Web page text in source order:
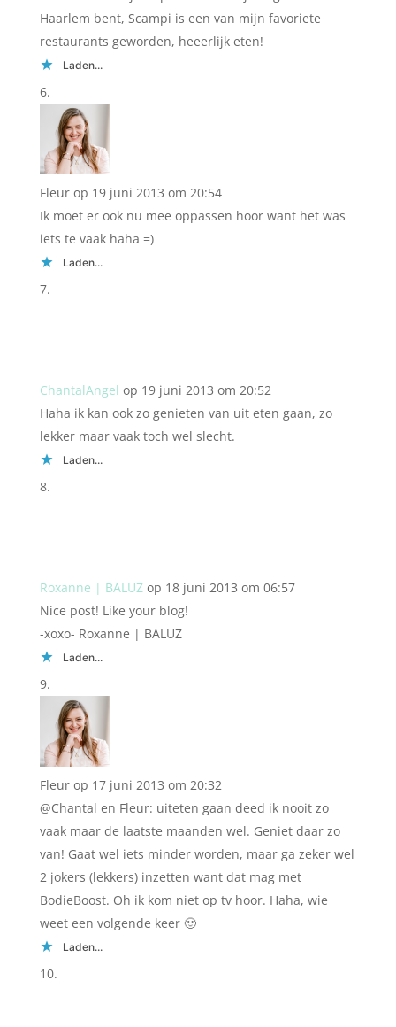
Haarlem bent, Scampi is een van mijn favoriete
restaurants geworden, heeerlijk eten!
Laden...
Fleur op 19 juni 2013 om 20:54
Ik moet er ook nu mee oppassen hoor want het was
iets te vaak haha =)
Laden...
ChantalAngel op 19 juni 2013 om 20:52
Haha ik kan ook zo genieten van uit eten gaan, zo
lekker maar vaak toch wel slecht.
Laden...
Roxanne | BALUZ op 18 juni 2013 om 06:57
Nice post! Like your blog!
-xoxo- Roxanne | BALUZ
Laden...
Fleur op 17 juni 2013 om 20:32
@Chantal en Fleur: uiteten gaan deed ik nooit zo
vaak maar de laatste maanden wel. Geniet daar zo
van! Gaat wel iets minder worden, maar ga zeker wel
2 jokers (lekkers) inzetten want dat mag met
BodieBoost. Oh ik kom niet op tv hoor. Haha, wie
weet een volgende keer 🙂
Laden...